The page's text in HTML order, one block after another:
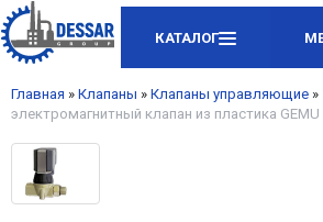
КАТАЛОГ
Главная » Клапаны » Клапаны управляющие »
электромагнитный клапан из пластика GEMU